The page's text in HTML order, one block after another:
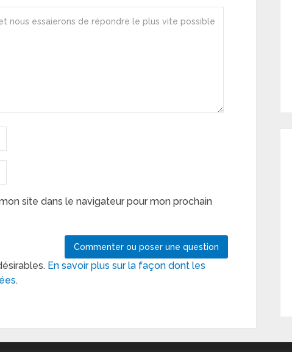
site dans le navigateur pour mon prochain
En savoir plus sur la façon dont les
.